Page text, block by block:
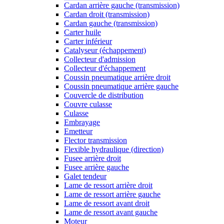
Cardan arrière gauche (transmission)
Cardan droit (transmission)
Cardan gauche (transmission)
Carter huile
Carter inférieur
Catalyseur (échappement)
Collecteur d'admission
Collecteur d'échappement
Coussin pneumatique arrière droit
Coussin pneumatique arrière gauche
Couvercle de distribution
Couvre culasse
Culasse
Embrayage
Emetteur
Flector transmission
Flexible hydraulique (direction)
Fusee arrière droit
Fusee arrière gauche
Galet tendeur
Lame de ressort arrière droit
Lame de ressort arrière gauche
Lame de ressort avant droit
Lame de ressort avant gauche
Moteur